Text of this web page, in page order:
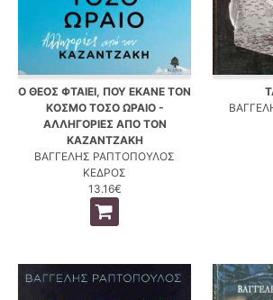
Ο ΘΕΟΣ ΦΤΑΙΕΙ, ΠΟΥ ΕΚΑΝΕ ΤΟΝ
ΚΟΣΜΟ ΤΟΣΟ ΩΡΑΙΟ -
ΑΛΛΗΓΟΡΙΕΣ ΑΠΟ ΤΟΝ
ΚΑΖΑΝΤΖΑΚΗ
ΒΑΓΓΕΛΗΣ ΡΑΠΤΟΠΟΥΛΟΣ
ΚΕΔΡΟΣ
13.16€